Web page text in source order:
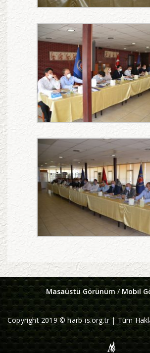
Masaüstü Görünüm/ Mobil
Copyright 2019 © harb-is.org.tr | Tüm